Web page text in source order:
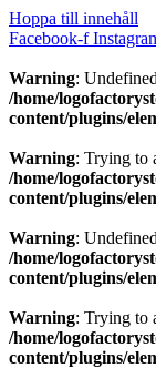
Hoppa till innehåll
Facebook-f
Warning:
/home/
content/plugins/
Warning: Trying to
/home/
content/plugins/
Warning:
/home/
content/plugins/
Warning: Trying to
/home/
content/plugins/